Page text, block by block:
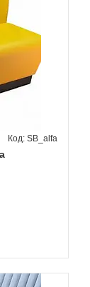
SB_alfa